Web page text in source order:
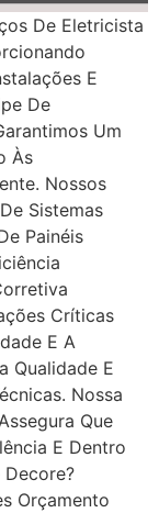
De Eletricista
E
De
Um
Às
Nossos
Sistemas
Painéis
Críticas
E A
Qualidade E
Nossa
Que
E Dentro
Decore?
Orçamento